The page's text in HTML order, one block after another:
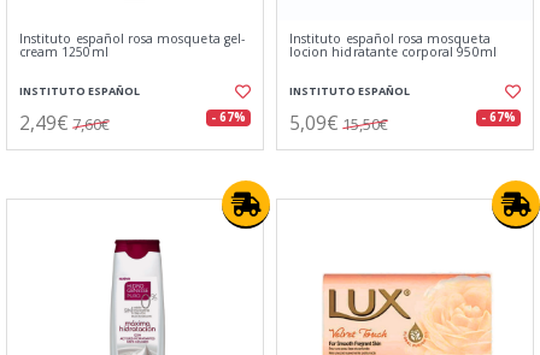
Instituto español rosa mosqueta gel-
cream 1250ml
INSTITUTO ESPAÑOL
2,49€ 7,60€ - 67%
Instituto español rosa mosqueta
locion hidratante corporal 950ml
INSTITUTO ESPAÑOL
5,09€ 15,50€ - 67%